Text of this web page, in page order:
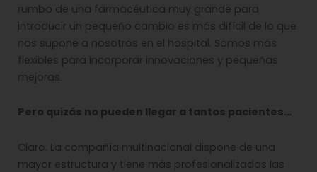
rumbo de una farmacéutica muy grande para
introducir un pequeño cambio es más difícil de lo que
nos supone a nosotros en el hospital. Somos más
flexibles para incorporar innovaciones y pequeñas
mejoras.
Pero quizás no pueden llegar a tantos pacientes…
Claro. La compañía multinacional dispone de una
mayor estructura y tiene más profesionalizadas las